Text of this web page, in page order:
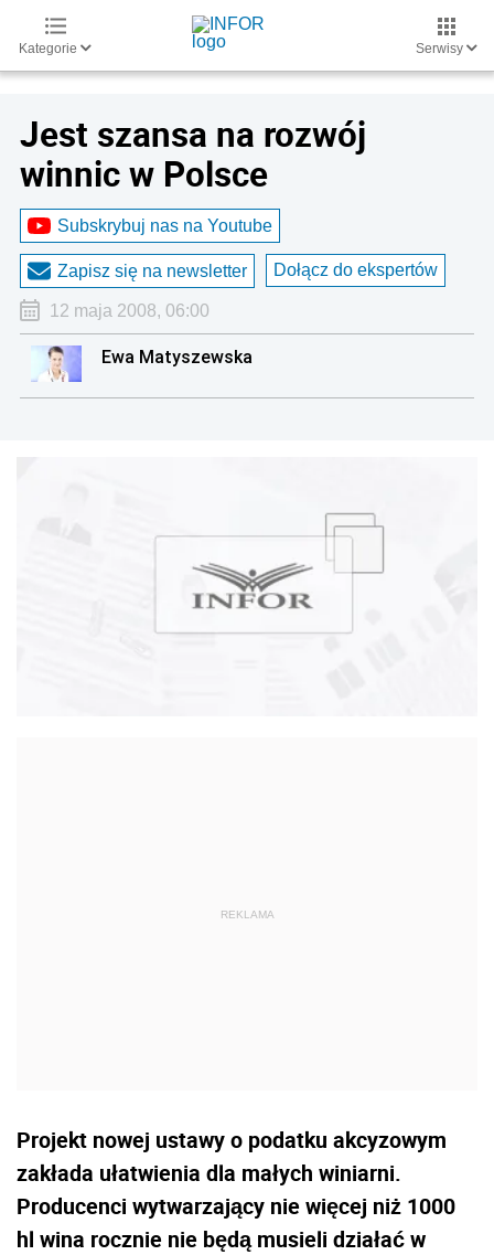
Kategorie Serwisy
Jest szansa na rozwój
winnic w Polsce
Subskrybuj nas na Youtube
Zapisz się na newsletter Dołącz do ekspertów
12 maja 2008, 06:00
Ewa Matyszewska
Projekt nowej ustawy o podatku akcyzowym
zakłada ułatwienia dla małych winiarni.
Producenci wytwarzający nie więcej niż 1000
hl wina rocznie nie będą musieli działać w